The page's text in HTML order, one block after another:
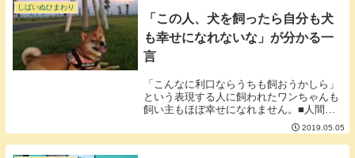
しばいぬひまわり
「この人、犬を飼ったら自分も犬
も幸せになれないな」が分かる一
言
「こんなに利口ならうちも飼おうかしら」
という表現する人に飼われたワンちゃんも
飼い主もほぼ幸せになれません。■人間に
飼われることは犬にとってストレスフルで
ある。犬にとって「人間に飼われる」は
「監禁される」に近いです。本もスマホも
2019.05.05